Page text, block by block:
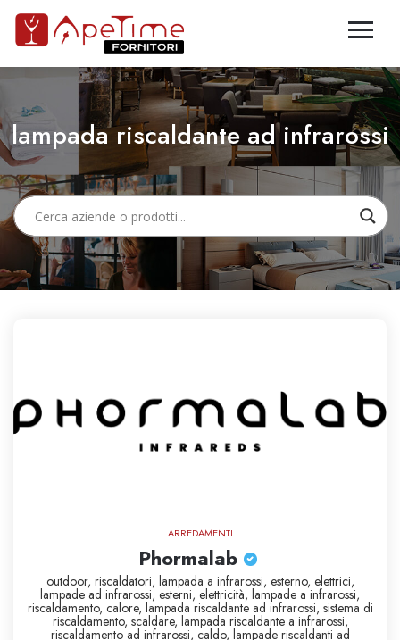
lampada riscaldante ad infrarossi
ARREDAMENTI
Phormalab
outdoor, riscaldatori, lampada a infrarossi, esterno, elettrici,
lampade ad infrarossi, esterni, elettricità, lampade a infrarossi,
riscaldamento, calore, lampada riscaldante ad infrarossi, sistema di
riscaldamento, scaldare, lampada riscaldante a infrarossi,
riscaldamento ad infrarossi, caldo, lampade riscaldanti ad